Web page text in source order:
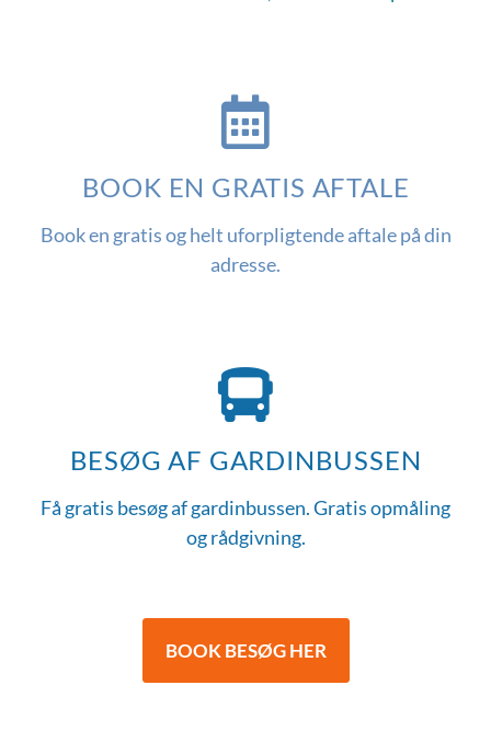
BOOK EN GRATIS AFTALE
Book en gratis og helt uforpligtende aftale på din
adresse.
BESØG AF GARDINBUSSEN
Få gratis besøg af gardinbussen. Gratis opmåling
og rådgivning.
BOOK BESØG HER